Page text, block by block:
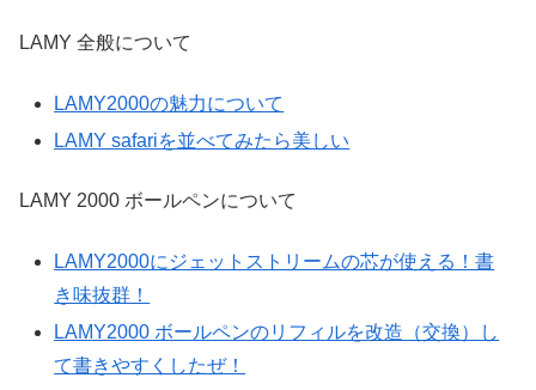
LAMY 全般について
LAMY2000の魅力について
LAMY safariを並べてみたら美しい
LAMY 2000 ボールペンについて
LAMY2000にジェットストリームの芯が使える！書
き味抜群！
LAMY2000 ボールペンのリフィルを改造（交換）し
て書きやすくしたぜ！